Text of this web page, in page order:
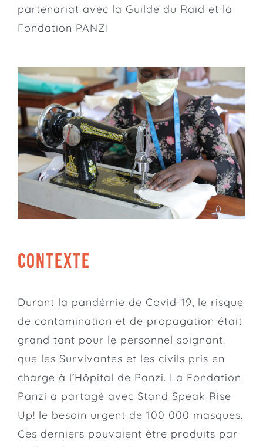
partenariat avec la Guilde du Raid et la
Fondation PANZI
CONTEXTE
Durant la pandémie de Covid-19, le risque
de contamination et de propagation était
grand tant pour le personnel soignant
que les Survivantes et les civils pris en
charge à l’Hôpital de Panzi. La Fondation
Panzi a partagé avec Stand Speak Rise
Up! le besoin urgent de 100 000 masques.
Ces derniers pouvaient être produits par